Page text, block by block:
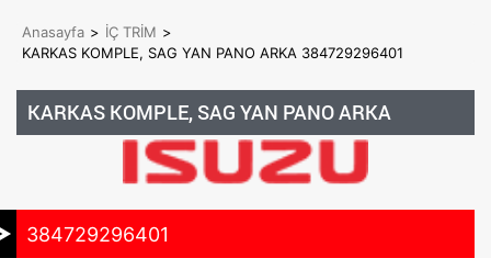
Anasayfa > İÇ TRİM >
KARKAS KOMPLE, SAG YAN PANO ARKA 384729296401
KARKAS KOMPLE, SAG YAN PANO ARKA
384729296401